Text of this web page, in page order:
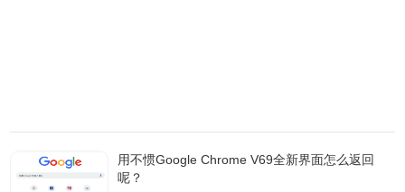
1.下载安装谷歌浏览器windows版32位61.0.3163.79文件。
2.如果系统出现提示，请点击运行或保存。
用不惯Google Chrome V69全新界面怎么返回
呢？